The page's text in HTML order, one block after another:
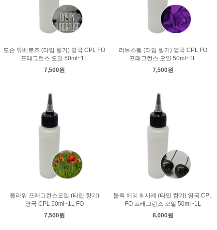
도손 튜베로즈 (타입 향기) 영국 CPL FO
프래그런스 오일 50ml~1L
7,500원
러브스펠 (타입 향기) 영국 CPL FO
프래그런스 오일 50ml~1L
7,500원
플라워 프래그런스오일 (타입 향기)
영국 CPL 50ml~1L FO
7,500원
블랙 체리 & 사케 (타입 향기) 영국 CPL
FO 프래그런스 오일 50ml~1L
8,000원